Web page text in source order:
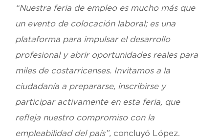
“Nuestra feria de empleo es mucho más que
un evento de colocación laboral; es una
plataforma para impulsar el desarrollo
profesional y abrir oportunidades reales para
miles de costarricenses. Invitamos a la
ciudadanía a prepararse, inscribirse y
participar activamente en esta feria, que
refleja nuestro compromiso con la
empleabilidad del país”, concluyó López.